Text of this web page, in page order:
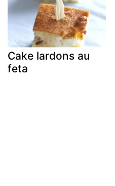
Cake lardons au
feta